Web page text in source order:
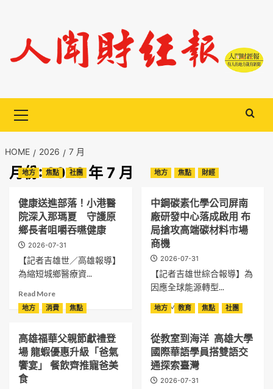
content
Menu
HOME 2026 7 月
月份:2026 年 7 月
地方 焦點 社團
健康送進部落！小港醫
院深入那瑪夏 守護原
鄉長者咀嚼吞嚥健康
2026-07-31
【記者吉雄世／高雄報導】
為縮短城鄉醫療資...
Read MoreRead
more
about
康
送
進
部
地方 焦點 財經
中鋼碳素化學公司屏南
廠研發中心落成啟用 布
局搶攻高端碳材料市場
商機
2026-07-31
【記者吉雄世綜合報導】為
因應全球能源轉型...
Read MoreRead
中
鋼
碳
地方 消費 焦點
高雄福華父親節獻禮登
場 龍蝦優惠升級「爸氣
饗宴」 餐飲齊推寵爸美
食
地方 教育 焦點 社團
從教室到海洋 高雄大學
國際華語學員搭雙語交
通探索臺灣
2026-07-31